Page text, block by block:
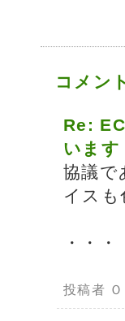
コメント
Re:
います
協議で
イスも
・・
投稿者